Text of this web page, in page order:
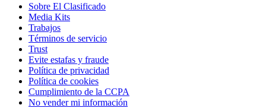
Sobre El Clasificado
Media Kits
Trabajos
Términos de servicio
Trust
Evite estafas y fraude
Política de privacidad
Política de cookies
Cumplimiento de la CCPA
No vender mi información